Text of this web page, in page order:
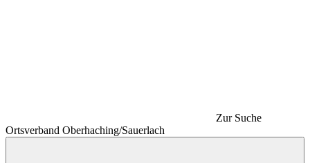
Zur Suche
Ortsverband Oberhaching/Sauerlach